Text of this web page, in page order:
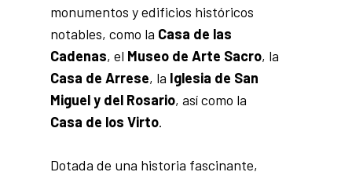
monumentos y edificios históricos
notables, como la Casa de las
Cadenas, el Museo de Arte Sacro, la
Casa de Arrese, la Iglesia de San
Miguel y del Rosario, así como la
Casa de los Virto.
Dotada de una historia fascinante,